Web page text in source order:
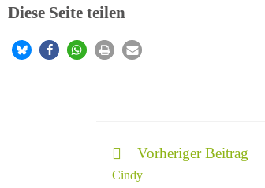
Diese Seite teilen
Vorheriger Beitrag
Cindy